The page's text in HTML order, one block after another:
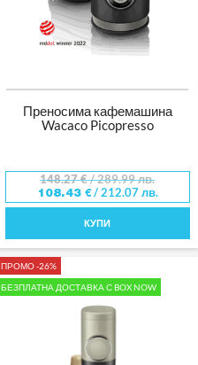
Преносима кафемашина
Wacaco Picopresso
148.27€/ 289.99 лв.
108.43 €/ 212.07 лв.
КУПИ
ПРОМО -26%
БЕЗПЛАТНА ДОСТАВКА С BOX NOW